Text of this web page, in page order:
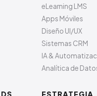
eLearning LMS
Apps Móviles
Diseño UI/UX
Sistemas CRM
IA &
Analítica de
ESTRATEGIA